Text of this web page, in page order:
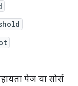
पेज या सोर्स